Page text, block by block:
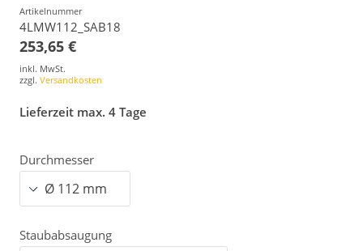
Artikelnummer
4LMW112_SAB18
253,65 €
inkl. MwSt.
zzgl. Versandkosten
Lieferzeit max. 4 Tage
Durchmesser
Staubabsaugung